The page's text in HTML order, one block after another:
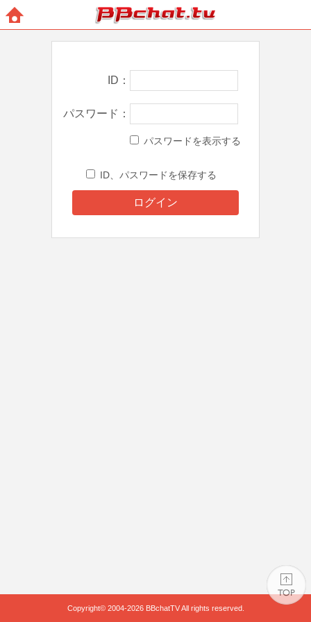
BBchatTV
ID
パスワード
パスワードを表示する
ID、パスワードを保存する
Copyright© 2004-2026 BBchatTVAll rights reserved.